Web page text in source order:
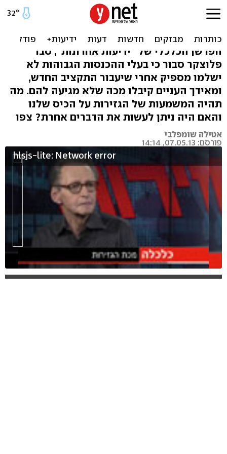
"העניים קיבלו מכה".
הפרשנות של סבר פלוצקר
הפרשן הכלכלי של "ידיעות אחרונות", סבר
פלוצקר סבור כי בעלי ההכנסות הגבוהות לא
ישלמו מספיק אחרי שיעבור התקציב החדש,
ומאידך העניים קיבלו מכה שלא מגיעה להם. מה
תהיה המשמעות של הגזירות על הכיס שלנו
והאם היה ניתן לעשות את הדברים אחרת? צפו
אטילה שומפלבי
פורסם: 07.05.13, 14:14
hlsjs-lite: Network error